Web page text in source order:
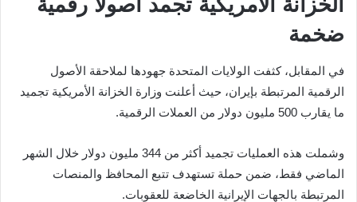
الخزانة الأمريكية تجمد أصولًا رقمية
ضخمة
في المقابل، كثفت الولايات المتحدة جهودها لملاحقة الأصول
الرقمية المرتبطة بإيران، حيث أعلنت وزارة الخزانة الأمريكية تجميد
ما يقارب 500 مليون دولار من العملات الرقمية.
وشملت هذه العمليات تجميد أكثر من 344 مليون دولار خلال الشهر
الماضي فقط، ضمن حملة تستهدف تتبع المحافظ والمنصات
المرتبطة بالجهات الإيرانية الخاضعة للعقوبات.